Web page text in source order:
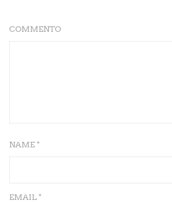
COMMENTO
NAME *
EMAIL *